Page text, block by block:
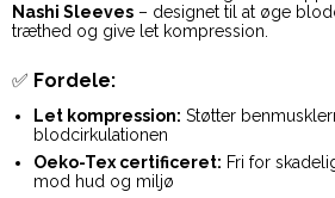
Nashi Sleeves – designet til at øge
træthed og give let kompression.
✅ Fordele:
Let kompression: Støtter
blodcirkulationen
Oeko-Tex certificeret: Fri for
mod hud og miljø